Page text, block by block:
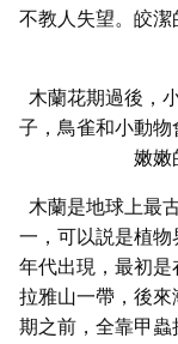
不教人失望。皎
木蘭花期過後，
子，鳥雀和小動
嫩嫩
木蘭是地球上最
一，可以説是植
年代出現，最初
拉雅山一帶，後
期之前，全靠甲